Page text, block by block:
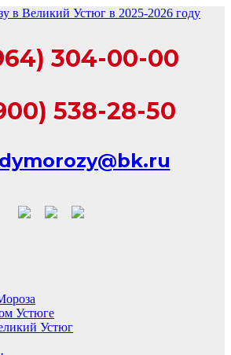
304-00-00
538-28-50
Устюге
Устюг